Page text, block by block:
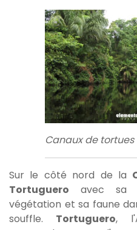
Canaux de tortues
Sur le côté nord de la
Tortuguero avec sa
végétation et sa faune
souffle. Tortuguero,